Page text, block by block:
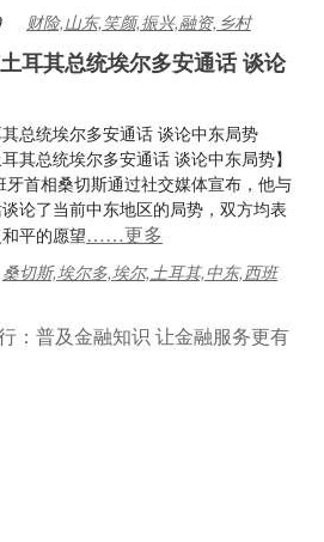
财险,山东,笑颜,振兴,融资,乡村
耳其总统埃尔多安通话 谈论
总统埃尔多安通话 谈论中东局势
其总统埃尔多安通话 谈论中东局势】
首相桑切斯通过社交媒体宣布，他与
论了当前中东地区的局势，双方均表
平的愿望……更多
桑切斯,埃尔多,埃尔,土耳其,中东,西班